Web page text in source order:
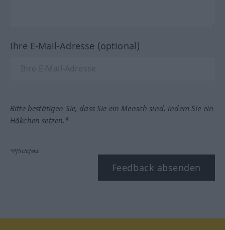
Ihre E-Mail-Adresse (optional)
Bitte bestätigen Sie, dass Sie ein Mensch sind, indem Sie ein
Häkchen setzen.*
*Pflichtfeld
Feedback absenden